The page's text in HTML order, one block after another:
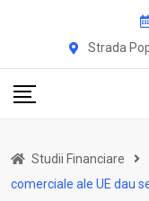
Strada
Studii Financiare
comerciale ale UE dau